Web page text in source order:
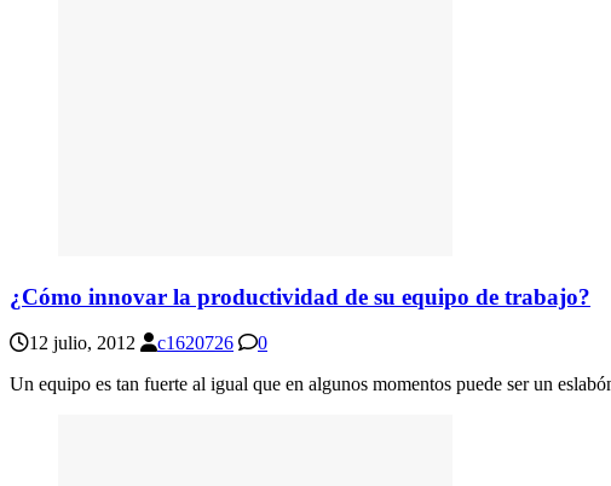
¿Cómo innovar la productividad de su equipo de trabajo?
12 julio, 2012 c1620726
0
Un equipo es tan fuerte al igual que en algunos momentos puede ser un